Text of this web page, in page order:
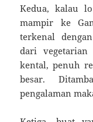
Kedua, kalau
mampir ke
terkenal
dari vegetarian
kental, penuh
besar.
pengalaman